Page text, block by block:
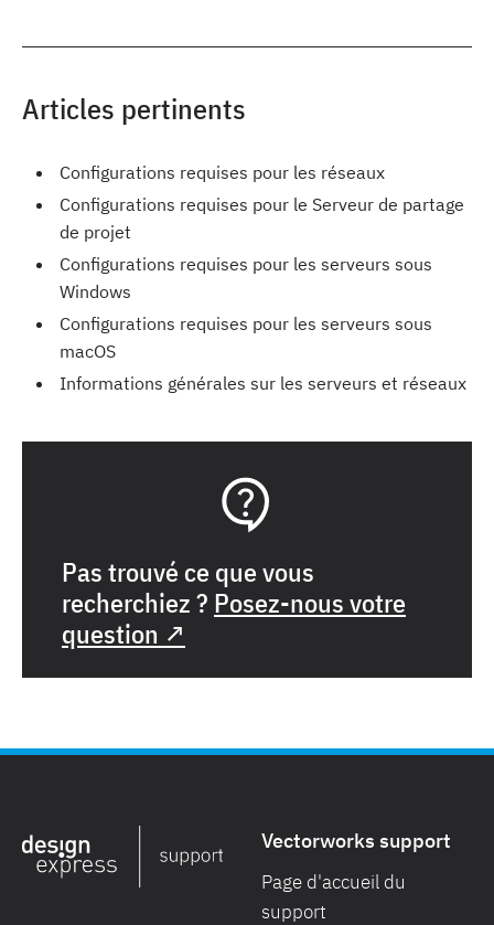
Articles pertinents
Configurations requises pour les réseaux
Configurations requises pour le Serveur de partage
de projet
Configurations requises pour les serveurs sous
Windows
Configurations requises pour les serveurs sous
macOS
Informations générales sur les serveurs et réseaux
Pas trouvé ce que vous
recherchiez ? Posez-nous votre
question ↗
Vectorworks support
Page d'accueil du
support